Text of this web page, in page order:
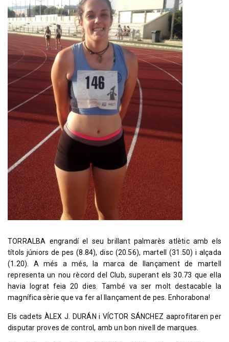
TORRALBA engrandí el seu brillant palmarès atlètic amb els
títols júniors de pes (8.84), disc (20.56), martell (31.50) i alçada
(1.20). A més a més, la marca de llançament de martell
representa un nou rècord del Club, superant els 30.73 que ella
havia lograt feia 20 dies. També va ser molt destacable la
magnífica sèrie que va fer al llançament de pes. Enhorabona!
Els cadets ÀLEX J. DURÁN i VÍCTOR SÁNCHEZ aaprofitaren per
disputar proves de control, amb un bon nivell de marques.